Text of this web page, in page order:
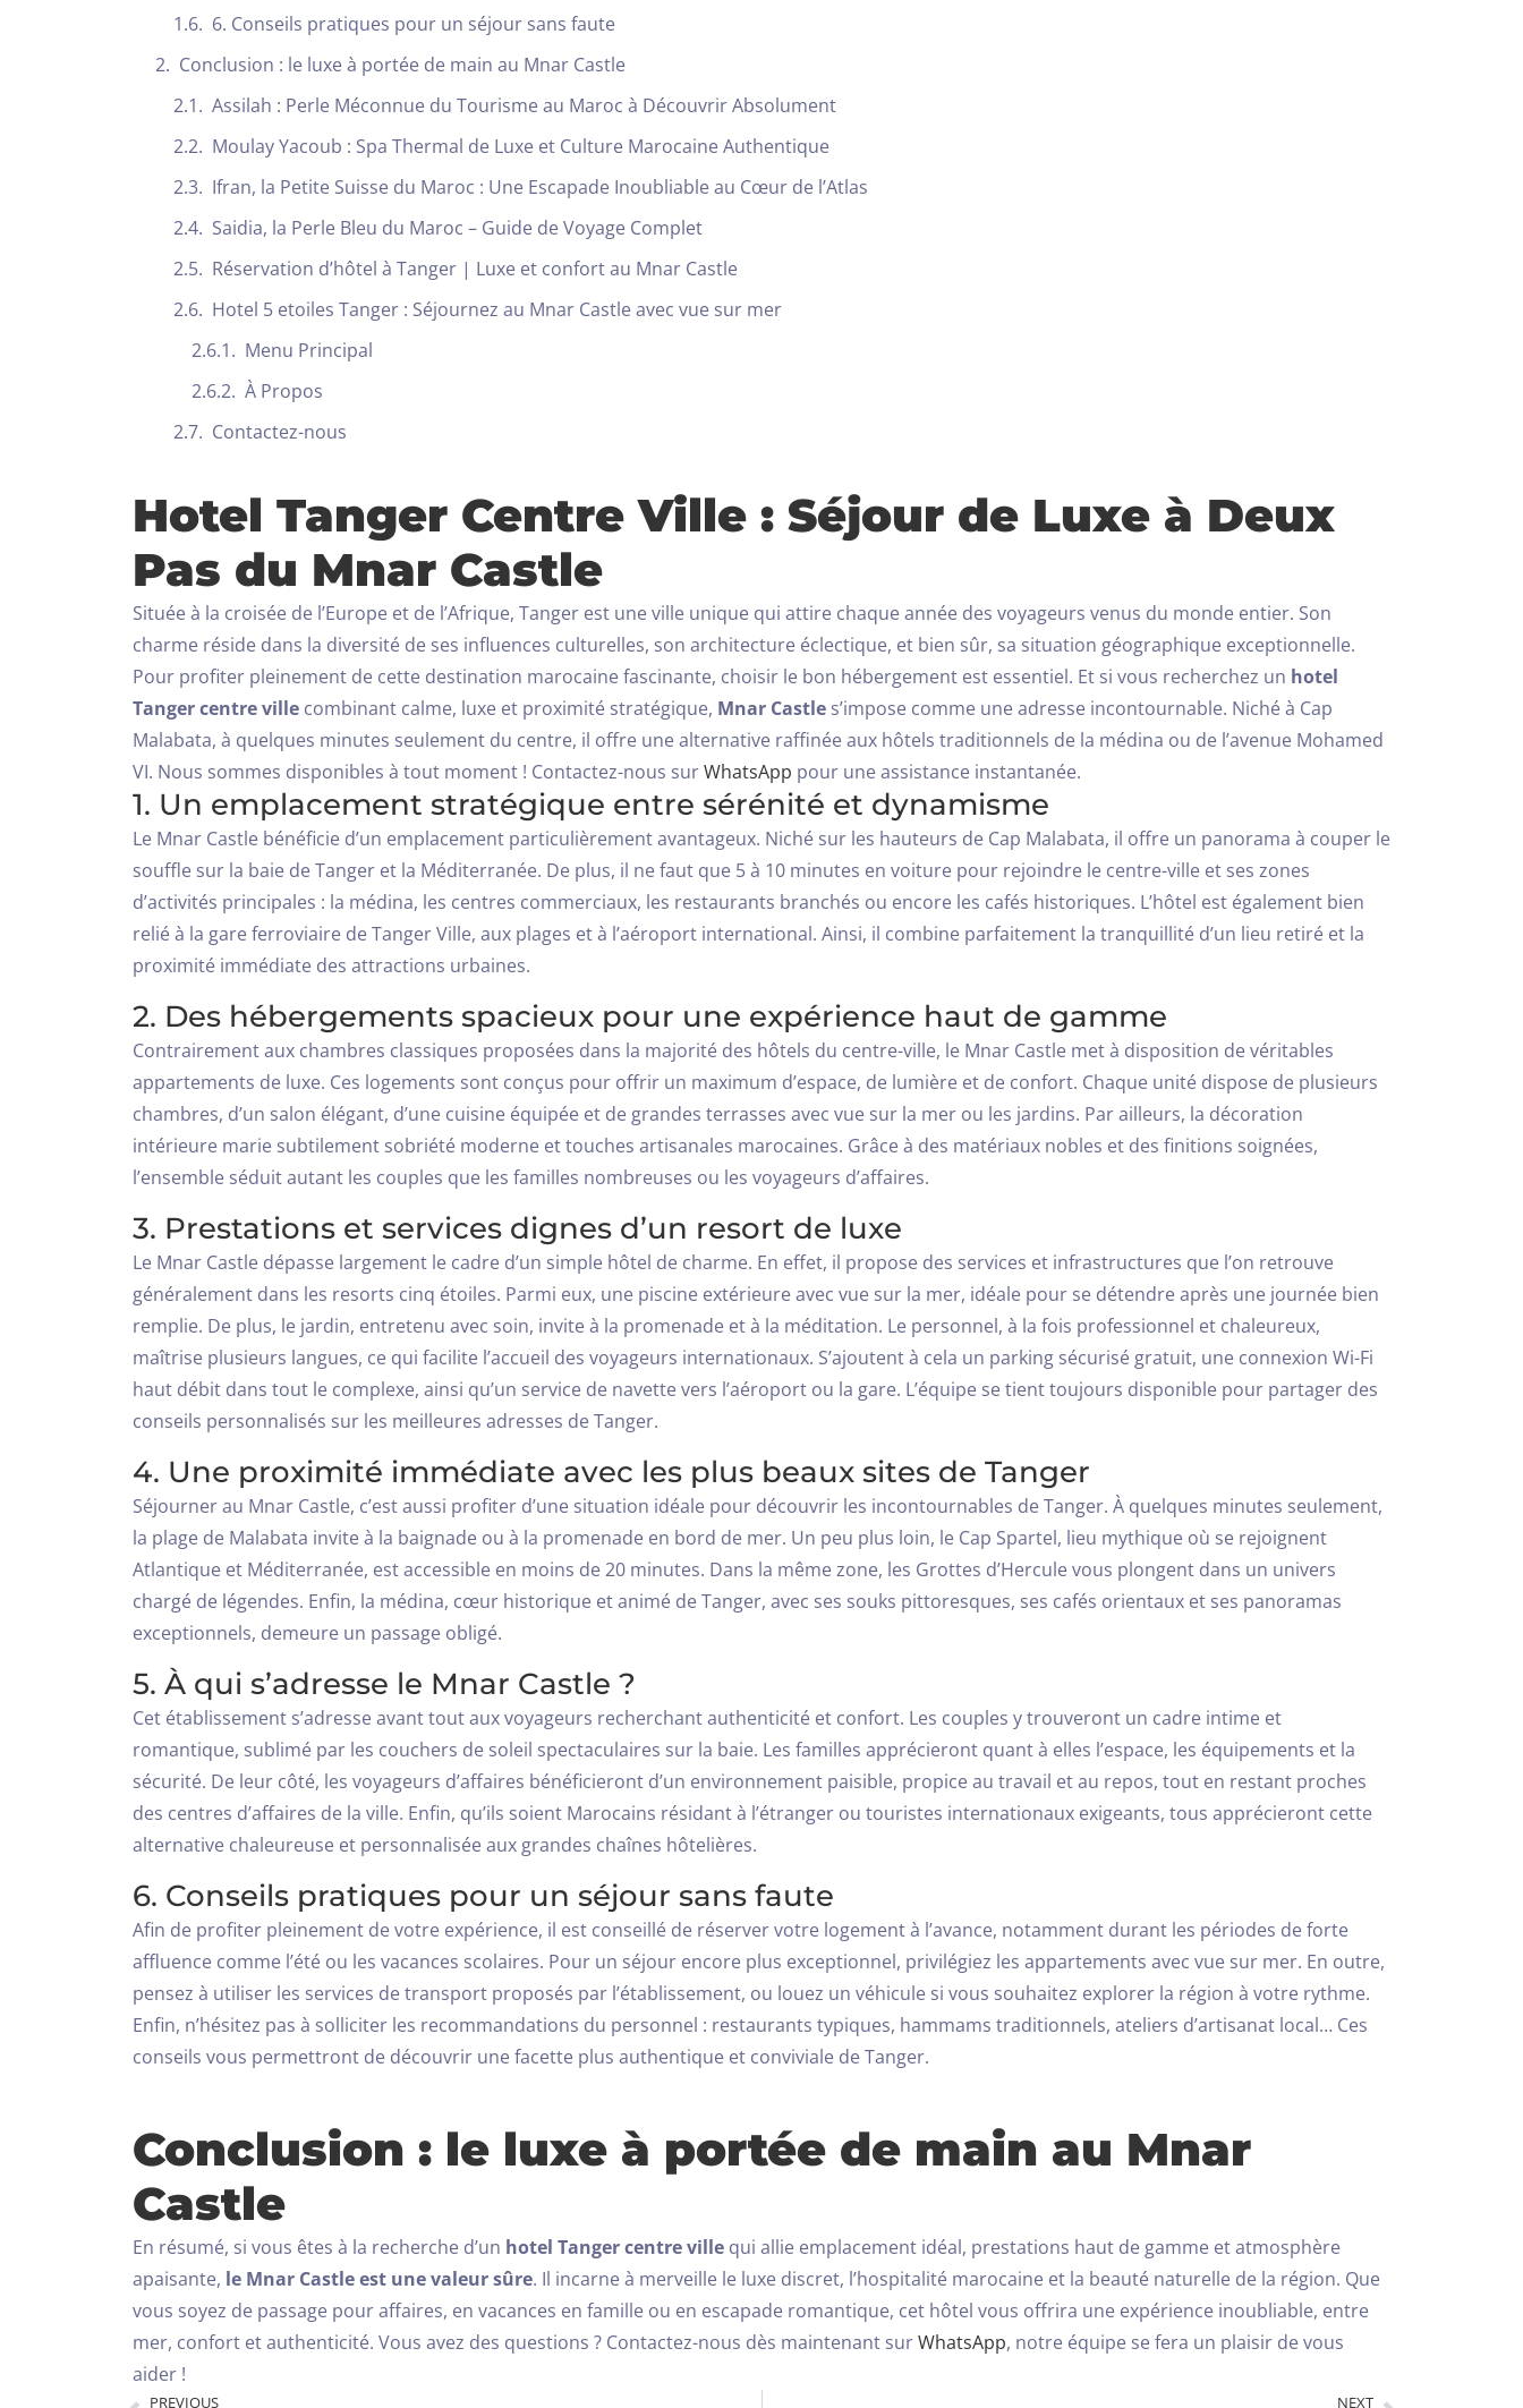
6. Conseils pratiques pour un séjour sans faute
Conclusion : le luxe à portée de main au Mnar Castle
Assilah : Perle Méconnue du Tourisme au Maroc à Découvrir Absolument
Moulay Yacoub : Spa Thermal de Luxe et Culture Marocaine Authentique
Ifran, la Petite Suisse du Maroc : Une Escapade Inoubliable au Cœur de l’Atlas
Saidia, la Perle Bleu du Maroc – Guide de Voyage Complet
Réservation d’hôtel à Tanger | Luxe et confort au Mnar Castle
Hotel 5 etoiles Tanger : Séjournez au Mnar Castle avec vue sur mer
Menu Principal
À Propos
Contactez-nous
Hotel Tanger Centre Ville : Séjour de Luxe à Deux
Pas du Mnar Castle
Située à la croisée de l’Europe et de l’Afrique, Tanger est une ville unique qui attire chaque année des voyageurs venus du monde entier. Son
charme réside dans la diversité de ses influences culturelles, son architecture éclectique, et bien sûr, sa situation géographique exceptionnelle.
Pour profiter pleinement de cette destination marocaine fascinante, choisir le bon hébergement est essentiel. Et si vous recherchez un hotel
Tanger centre ville combinant calme, luxe et proximité stratégique, Mnar Castle s’impose comme une adresse incontournable. Niché à Cap
Malabata, à quelques minutes seulement du centre, il offre une alternative raffinée aux hôtels traditionnels de la médina ou de l’avenue Mohamed
VI. Nous sommes disponibles à tout moment ! Contactez-nous surWhatsApp pour une assistance instantanée.
1. Un emplacement stratégique entre sérénité et dynamisme
Le Mnar Castle bénéficie d’un emplacement particulièrement avantageux. Niché sur les hauteurs de Cap Malabata, il offre un panorama à couper le
souffle sur la baie de Tanger et la Méditerranée. De plus, il ne faut que 5 à 10 minutes en voiture pour rejoindre le centre-ville et ses zones
d’activités principales : la médina, les centres commerciaux, les restaurants branchés ou encore les cafés historiques. L’hôtel est également bien
relié à la gare ferroviaire de Tanger Ville, aux plages et à l’aéroport international. Ainsi, il combine parfaitement la tranquillité d’un lieu retiré et la
proximité immédiate des attractions urbaines.
2. Des hébergements spacieux pour une expérience haut de gamme
Contrairement aux chambres classiques proposées dans la majorité des hôtels du centre-ville, le Mnar Castle met à disposition de véritables
appartements de luxe. Ces logements sont conçus pour offrir un maximum d’espace, de lumière et de confort. Chaque unité dispose de plusieurs
chambres, d’un salon élégant, d’une cuisine équipée et de grandes terrasses avec vue sur la mer ou les jardins. Par ailleurs, la décoration
intérieure marie subtilement sobriété moderne et touches artisanales marocaines. Grâce à des matériaux nobles et des finitions soignées,
l’ensemble séduit autant les couples que les familles nombreuses ou les voyageurs d’affaires.
3. Prestations et services dignes d’un resort de luxe
Le Mnar Castle dépasse largement le cadre d’un simple hôtel de charme. En effet, il propose des services et infrastructures que l’on retrouve
généralement dans les resorts cinq étoiles. Parmi eux, une piscine extérieure avec vue sur la mer, idéale pour se détendre après une journée bien
remplie. De plus, le jardin, entretenu avec soin, invite à la promenade et à la méditation. Le personnel, à la fois professionnel et chaleureux,
maîtrise plusieurs langues, ce qui facilite l’accueil des voyageurs internationaux. S’ajoutent à cela un parking sécurisé gratuit, une connexion Wi-Fi
haut débit dans tout le complexe, ainsi qu’un service de navette vers l’aéroport ou la gare. L’équipe se tient toujours disponible pour partager des
conseils personnalisés sur les meilleures adresses de Tanger.
4. Une proximité immédiate avec les plus beaux sites de Tanger
Séjourner au Mnar Castle, c’est aussi profiter d’une situation idéale pour découvrir les incontournables de Tanger. À quelques minutes seulement,
la plage de Malabata invite à la baignade ou à la promenade en bord de mer. Un peu plus loin, le Cap Spartel, lieu mythique où se rejoignent
Atlantique et Méditerranée, est accessible en moins de 20 minutes. Dans la même zone, les Grottes d’Hercule vous plongent dans un univers
chargé de légendes. Enfin, la médina, cœur historique et animé de Tanger, avec ses souks pittoresques, ses cafés orientaux et ses panoramas
exceptionnels, demeure un passage obligé.
5. À qui s’adresse le Mnar Castle ?
Cet établissement s’adresse avant tout aux voyageurs recherchant authenticité et confort. Les couples y trouveront un cadre intime et
romantique, sublimé par les couchers de soleil spectaculaires sur la baie. Les familles apprécieront quant à elles l’espace, les équipements et la
sécurité. De leur côté, les voyageurs d’affaires bénéficieront d’un environnement paisible, propice au travail et au repos, tout en restant proches
des centres d’affaires de la ville. Enfin, qu’ils soient Marocains résidant à l’étranger ou touristes internationaux exigeants, tous apprécieront cette
alternative chaleureuse et personnalisée aux grandes chaînes hôtelières.
6. Conseils pratiques pour un séjour sans faute
Afin de profiter pleinement de votre expérience, il est conseillé de réserver votre logement à l’avance, notamment durant les périodes de forte
affluence comme l’été ou les vacances scolaires. Pour un séjour encore plus exceptionnel, privilégiez les appartements avec vue sur mer. En outre,
pensez à utiliser les services de transport proposés par l’établissement, ou louez un véhicule si vous souhaitez explorer la région à votre rythme.
Enfin, n’hésitez pas à solliciter les recommandations du personnel : restaurants typiques, hammams traditionnels, ateliers d’artisanat local… Ces
conseils vous permettront de découvrir une facette plus authentique et conviviale de Tanger.
Conclusion : le luxe à portée de main au Mnar
Castle
En résumé, si vous êtes à la recherche d’un hotel Tanger centre ville qui allie emplacement idéal, prestations haut de gamme et atmosphère
apaisante, le Mnar Castle est une valeur sûre. Il incarne à merveille le luxe discret, l’hospitalité marocaine et la beauté naturelle de la région. Que
vous soyez de passage pour affaires, en vacances en famille ou en escapade romantique, cet hôtel vous offrira une expérience inoubliable, entre
mer, confort et authenticité. Vous avez des questions ? Contactez-nous dès maintenant surWhatsApp, notre équipe se fera un plaisir de vous
aider !
PREVIOUS NEXT
Arrivée
Départ
Adultes
1
Enfants Tous âges
0
CHERCHER